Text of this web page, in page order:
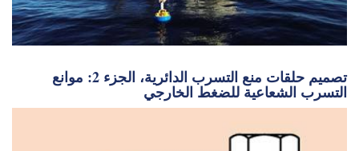
تصميم حلقات منع التسرب الدائرية، الجزء 2: موانع
التسرب الشعاعية للضغط الخارجي